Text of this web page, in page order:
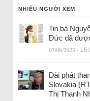
NHIỀU NGƯỜI XEM
Tin bà
Đức đã
07/08/2023 -
Đài phát
Slovakia
Thị Thanh